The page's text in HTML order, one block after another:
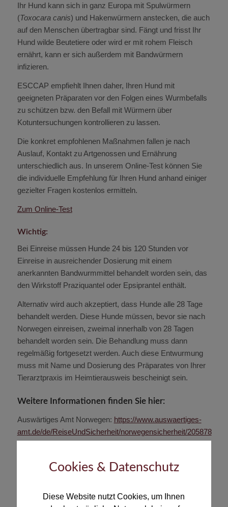
Ihr Hund kann sich in ganz Europa mit Spulwürmern
(Toxocara canis) und Hakenwürmern anstecken, die auch
auf den Menschen übertragbar sind. Fängt und frisst Ihr
Hund wilde Beutetiere oder wird er mit rohem Fleisch
ernährt, kann er sich außerdem mit Bandwürmern
infizieren.
ESCCAP empfiehlt Ihnen daher, Ihren Hund mit
geeigneten Präparaten vor den Folgen eines Wurmbefalls
zu schützen bzw. den Befall mit Würmern über
Kotuntersuchungen kontrollieren zu lassen.
Die konkret empfohlenen Maßnahmen fallen je nach
Auslauf, Kontakt zu Artgenossen und Ernährung
unterschiedlich aus. In unserem Online-Test können Sie
die individuelle Empfehlung für Ihren Hund anhand einiger
gezielter Fragen kostenlos ermitteln.
Zum Online-Test
Wichtig:
Bei Einreise müssen Hunde 24 bis 120 Stunden vor
Einreise in ausreichender Dosierung mit einem
anerkannten Bandwurmmittel behandelt worden sein, das
den Wirkstoff Praziquantel oder Epsiprantel enthält.
Alternativ wird auch akzeptiert, dass Hunde alle 28 Tage
behandelt werden. Diese Hunde müssen, bevor sie nach
Norwegen einreisen, zweimal innerhalb von 28 Tagen
behandelt worden sein. Die Behandlung muss dann
regelmäßig fortgesetzt werden. Auch diese Entwurmung
muss mit Name und Dosierung des Präparates von Ihrer
Tierarztpraxis im Heimtierausweis bescheinigt sein.
Weitere Informationen finden Sie hier:
Auswärtiges Amt Norwegen: https://www.auswaertiges-
amt.de/de/ReiseUndSicherheit/norwegensicherheit/205878
https://www.norway.no/de/germany/dienstleistungen-
Stand: Mai 2025
Cookies & Datenschutz
Diese Website nutzt Cookies, um Ihnen